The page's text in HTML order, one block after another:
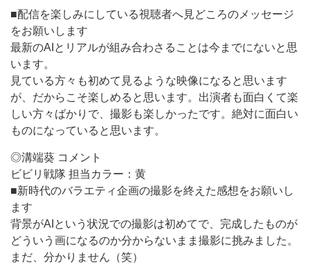
■配信を楽しみにしている視聴者へ見どころのメッセージ
をお願いします
最新のAIとリアルが組み合わさることは今までにないと思
います。
見ている方々も初めて見るような映像になると思います
が、だからこそ楽しめると思います。出演者も面白くて楽
しい方々ばかりで、撮影も楽しかったです。絶対に面白い
ものになっていると思います。
◎溝端葵 コメント
ビビリ戦隊 担当カラー：黄
■新時代のバラエティ企画の撮影を終えた感想をお願いし
ます
背景がAIという状況での撮影は初めてで、完成したものが
どういう画になるのか分からないまま撮影に挑みました。
まだ、分かりません（笑）